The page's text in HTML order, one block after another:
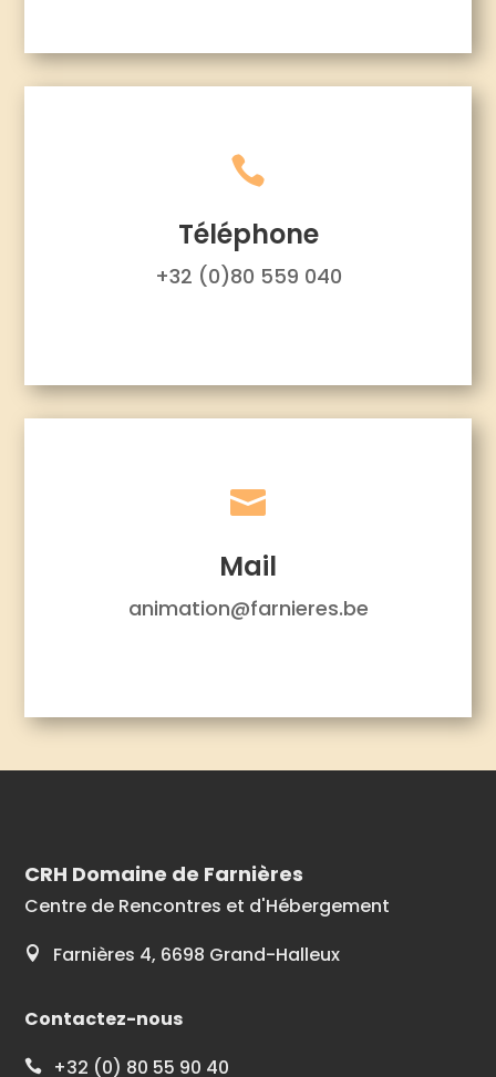

Téléphone
+32 (0)80 559 040

Mail
animation@farnieres.be
CRH Domaine de Farnières
Centre de Rencontres et d'Hébergement
 Farnières 4, 6698 Grand-Halleux
Contactez-nous
 +32 (0) 80 55 90 40